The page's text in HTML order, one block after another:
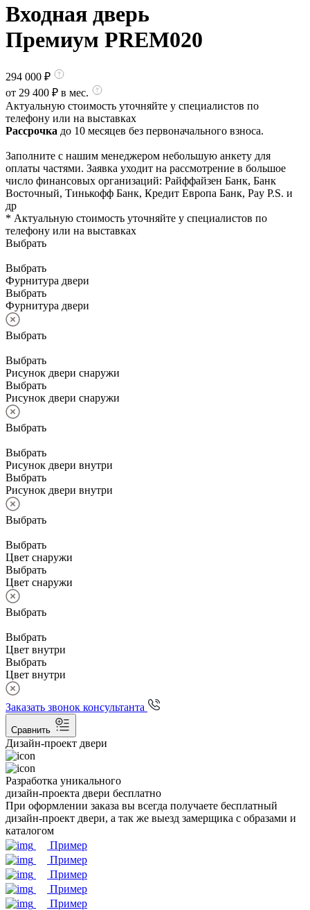
Входная дверь
Премиум PREM020
294 000 ₽
от 29 400 ₽ в мес.
Актуальную стоимость уточняйте у специалистов по
телефону или на выставках
Рассрочка до 10 месяцев без первоначального взноса.
Заполните с нашим менеджером небольшую анкету для
оплаты частями. Заявка уходит на рассмотрение в большое
число финансовых организаций: Райффайзен Банк, Банк
Восточный, Тинькофф Банк, Кредит Европа Банк, Pay P.S. и
др
* Актуальную стоимость уточняйте у специалистов по
телефону или на выставках
Выбрать
Выбрать
Фурнитура двери
Выбрать
Фурнитура двери
Выбрать
Выбрать
Рисунок двери снаружи
Выбрать
Рисунок двери снаружи
Выбрать
Выбрать
Рисунок двери внутри
Выбрать
Рисунок двери внутри
Выбрать
Выбрать
Цвет снаружи
Выбрать
Цвет снаружи
Выбрать
Выбрать
Цвет внутри
Выбрать
Цвет внутри
Заказать звонок консультанта
Сравнить
Дизайн-проект двери
Разработка уникального
дизайн-проекта двери бесплатно
При оформлении заказа вы всегда получаете бесплатный
дизайн-проект двери, а так же выезд замерщика с образами и
каталогом
Пример
Пример
Пример
Пример
Пример